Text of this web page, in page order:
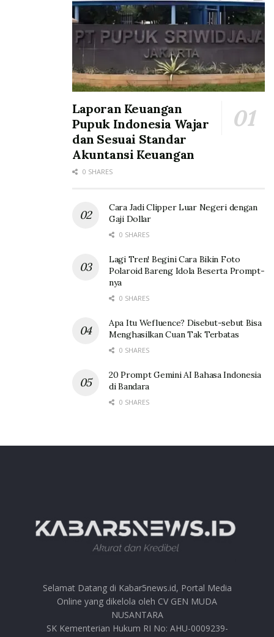
Laporan Keuangan
Pupuk Indonesia Wajar
dan Sesuai Standar
Akuntansi Keuangan
0 SHARES
Cara Jadi Clipper Luar Negeri dengan
Gaji Dollar
0 SHARES
Lagi Tren! Begini Cara Bikin Foto
Polaroid Bareng Idola Beserta Prompt-
nya
0 SHARES
Apa Itu Wefluence? Disebut-sebut Bisa
Menghasilkan Cuan Tak Terbatas
0 SHARES
20 Prompt Gemini AI Bahasa Indonesia
di Bandara
0 SHARES
Selamat Datang di Kabar5news.id, Portal Media
Online yang dikelola oleh CV GEN MUDA
NUSANTARA
SK Kementerian Hukum RI No: AHU-0009239-